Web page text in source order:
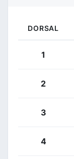
DORSAL
1
2
3
4